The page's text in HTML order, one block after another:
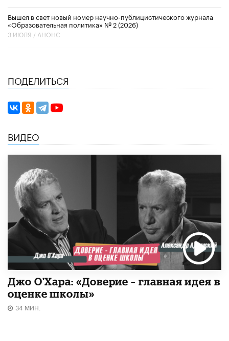
Вышел в свет новый номер научно-публицистического журнала
«Образовательная политика» № 2 (2026)
3 ИЮЛЯ / АНОНС
ПОДЕЛИТЬСЯ
ВИДЕО
Джо О'Хара: «Доверие – главная идея в
оценке школы»
34 МИН.